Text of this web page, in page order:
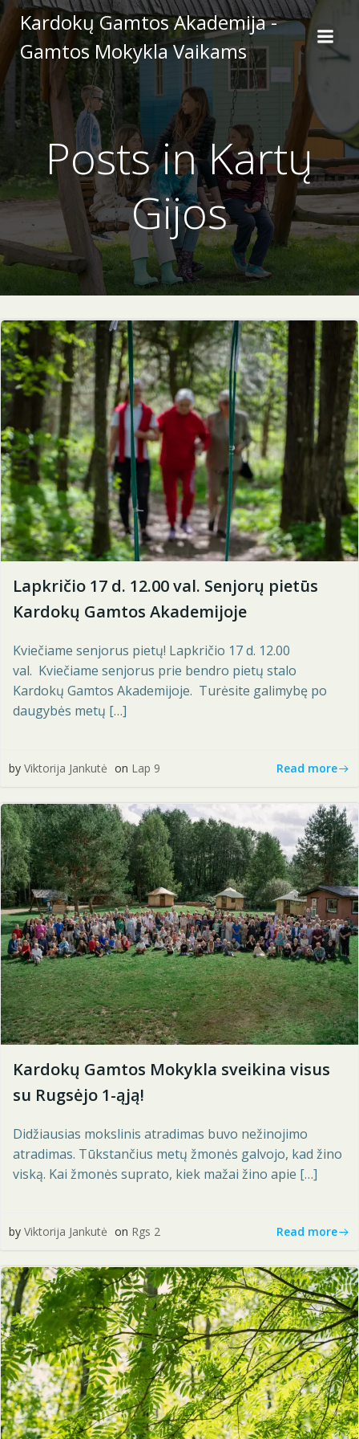
Skip
to
content
Kardokų Gamtos Akademija -
Gamtos Mokykla Vaikams
Posts in Kartų
Gijos
Lapkričio 17 d. 12.00 val. Senjorų pietūs
Kardokų Gamtos Akademijoje
Kviečiame senjorus pietų! Lapkričio 17 d. 12.00
val. Kviečiame senjorus prie bendro pietų stalo
Kardokų Gamtos Akademijoje. Turėsite galimybę po
daugybės metų […]
by Viktorija Jankutė on Lap 9 Read more
Kardokų Gamtos Mokykla sveikina visus
su Rugsėjo 1-ąją!
Didžiausias mokslinis atradimas buvo nežinojimo
atradimas. Tūkstančius metų žmonės galvojo, kad žino
viską. Kai žmonės suprato, kiek mažai žino apie […]
by Viktorija Jankutė on Rgs 2 Read more